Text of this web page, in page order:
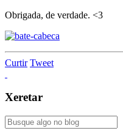
Obrigada, de verdade. <3
Curtir Tweet
Xeretar